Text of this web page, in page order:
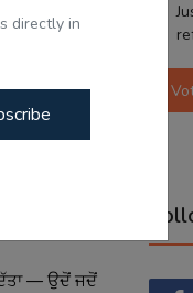
directly in
ਵਿੱਚ
ਵਿੱਚ ਫ਼ਰਕ
— ਉਦੋਂ ਜਦੋਂ